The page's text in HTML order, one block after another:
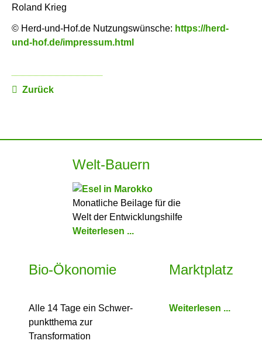
Roland Krieg
© Herd-und-Hof.de Nutzungswünsche: https://herd-
und-hof.de/impressum.html
Zurück
Welt-Bauern
Monatliche Beilage für die
Welt der Entwicklungshilfe
Weiterlesen ...
Bio-Ökonomie
Alle 14 Tage ein Schwer­
punkt­thema zur
Transformation
Marktplatz
Weiterlesen ...